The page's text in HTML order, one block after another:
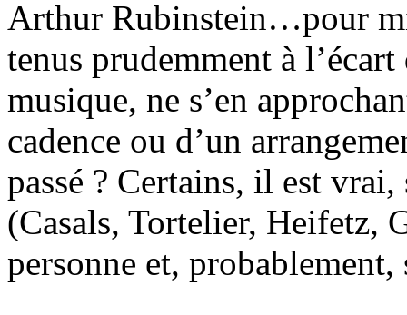
Arthur Rubinstein…pour
tenus prudemment à
musique, ne s’en
cadence ou d’un
passé ? Certains, il est
(Casals, Tortelier, Heifetz,
personne et, probablement,